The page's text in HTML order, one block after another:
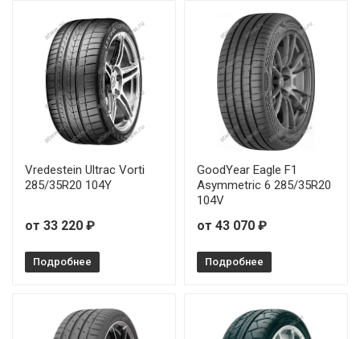
Vredestein Ultrac Vorti
285/35R20 104Y
от 33 220 ₽
Подробнее
GoodYear Eagle F1
Asymmetric 6 285/35R20
104V
от 43 070 ₽
Подробнее